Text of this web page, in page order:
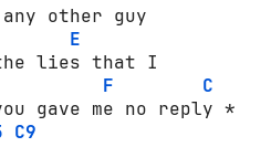
other guy
E
lies that I
F
C
gave me no reply *
C9